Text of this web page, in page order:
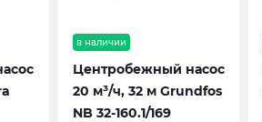
в наличии
Центробежный насос
20 м³/ч, 32 м Grundfos
NB 32-160.1/169